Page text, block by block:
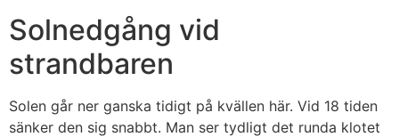
Solnedgång vid
strandbaren
Solen går ner ganska tidigt på kvällen här. Vid 18 tiden
sänker den sig snabbt. Man ser tydligt det runda klotet